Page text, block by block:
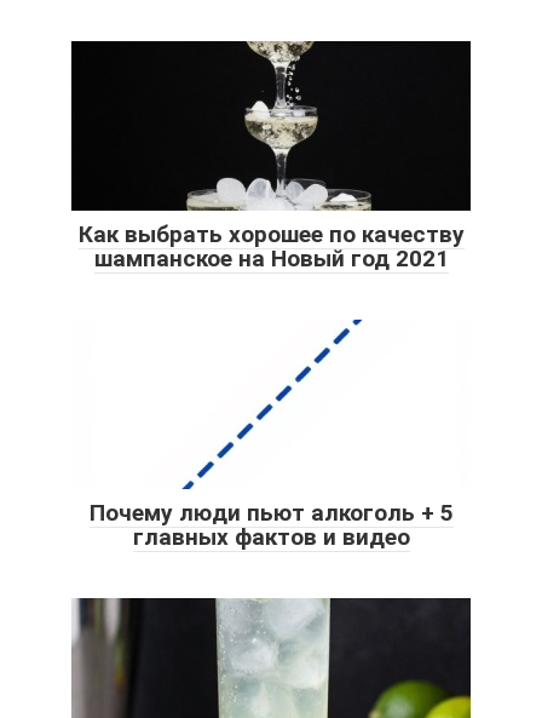
Как выбрать хорошее по качеству
шампанское на Новый год 2021
Почему люди пьют алкоголь + 5
главных фактов и видео